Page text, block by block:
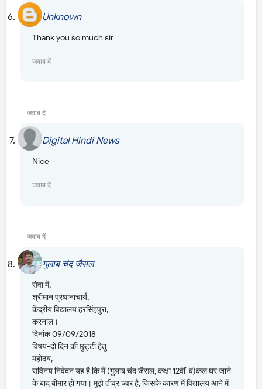
Unknown
Thank you so much sir
जवाब दें
जवाब दें
Digital Hindi News
Nice
जवाब दें
जवाब दें
गुलाब चंद जैसल
सेवा में,
श्रीमान प्रधानाचार्य,
केंद्रीय विद्यालय हरसिंहपुरा,
करनाल।
दिनांक 09/09/2018
विषय-दो दिन की छुट्टी हेतु
महोदय,
सविनय निवेदन यह है कि मैं (गुलाब चंद जैसल, कक्षा 12वीं-ब)कल घर जाने
के बाद बीमार हो गया। मुझे तीव्र ज्वर है, जिसके कारण में विद्यालय आने में